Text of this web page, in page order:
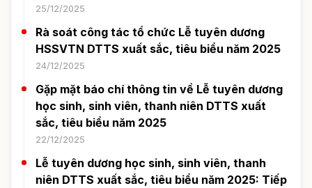
25/12/2025
Rà soát công tác tổ chức Lễ tuyên dương
HSSVTN DTTS xuất sắc, tiêu biểu năm 2025
24/12/2025
Gặp mặt báo chí thông tin về Lễ tuyên dương
học sinh, sinh viên, thanh niên DTTS xuất
sắc, tiêu biểu năm 2025
22/12/2025
Lễ tuyên dương học sinh, sinh viên, thanh
niên DTTS xuất sắc, tiêu biểu năm 2025: Tiếp